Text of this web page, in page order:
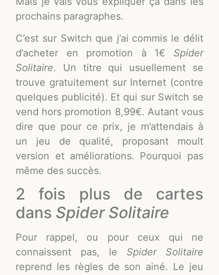
prochains paragraphes.
C’est sur Switch que j’ai commis le délit
d’acheter en promotion à 1€ Spider
Solitaire. Un titre qui usuellement se
trouve gratuitement sur Internet (contre
quelques publicité). Et qui sur Switch se
vend hors promotion 8,99€. Autant vous
dire que pour ce prix, je m’attendais à
un jeu de qualité, proposant moult
version et améliorations. Pourquoi pas
même des succès.
2 fois plus de cartes
dans Spider Solitaire
Pour rappel, ou pour ceux qui ne
connaissent pas, le Spider Solitaire
reprend les règles de son ainé. Le jeu